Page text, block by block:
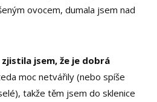
ovocem, dumala jsem nad
jsem, že je dobrá
moc netvářily (nebo spíše
takže těm jsem do sklenice